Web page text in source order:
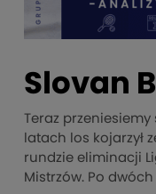
Slovan
Teraz przeniesiemy
latach los kojarzył
rundzie eliminacji
Mistrzów. Po